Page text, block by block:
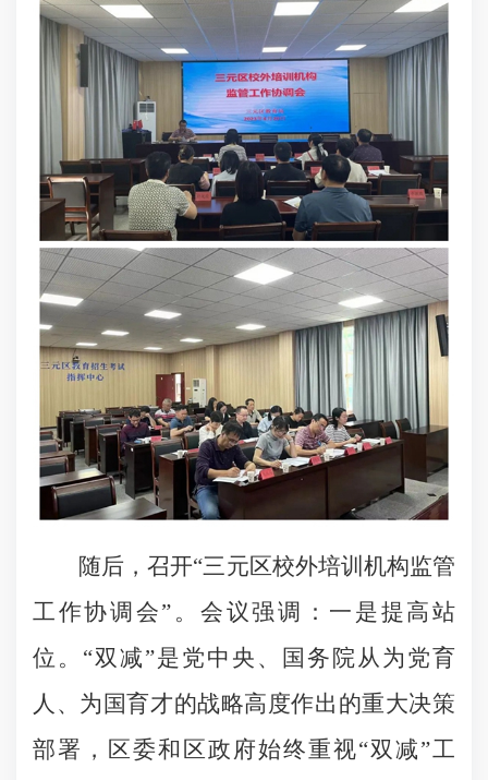
随后，召开“三元区校外培训机构监管
工作协调会”。会议强调：一是提高站
位。“双减”是党中央、国务院从为党育
人、为国育才的战略高度作出的重大决策
部署，区委和区政府始终重视“双减”工